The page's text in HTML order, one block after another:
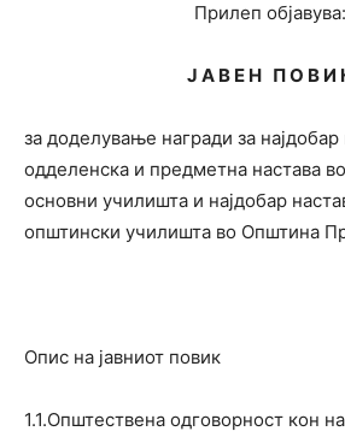
Прилеп објавува:
Ј А В Е Н П О В И
за доделување награди за најдобар
одделенска и предметна настава
основни училишта и најдобар
општински училишта во Општина
Опис на јавниот повик
1.1.Општествена одговорност кон